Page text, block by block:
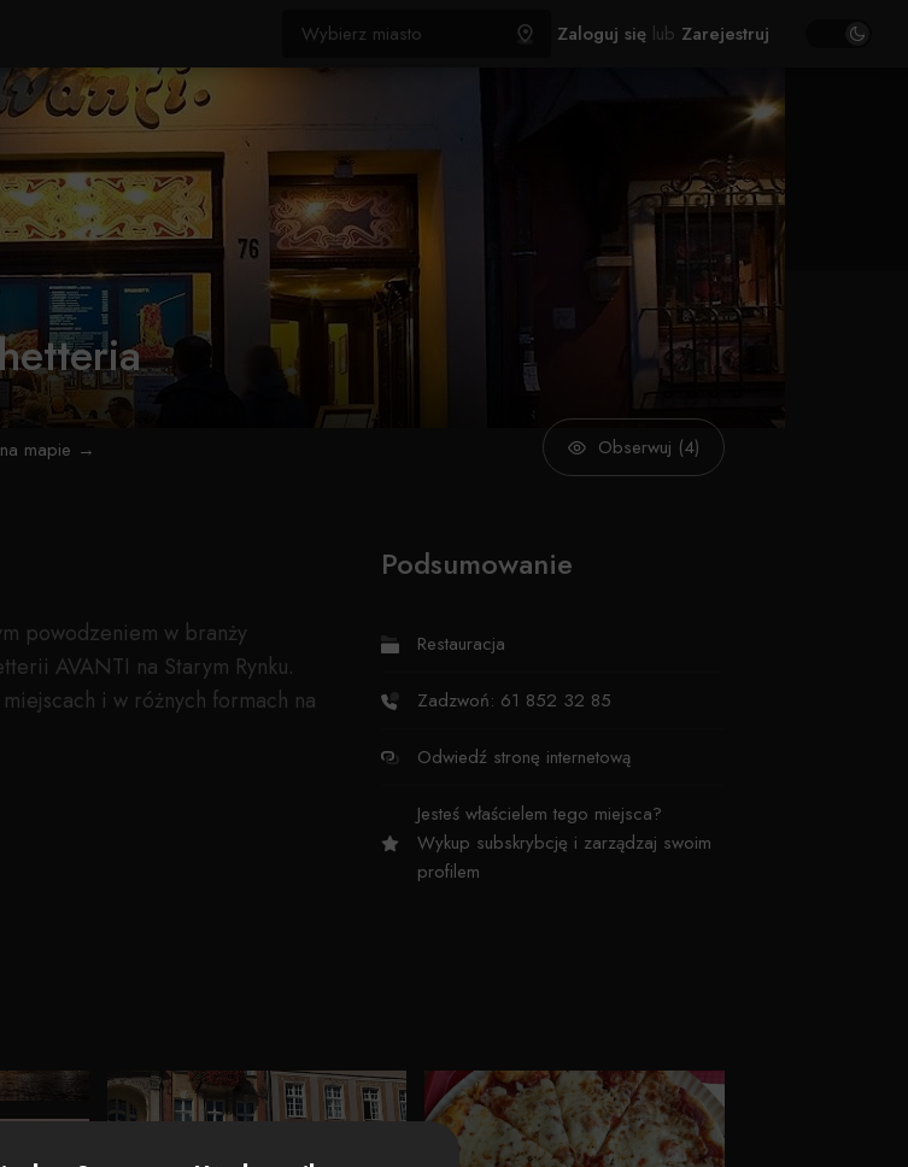
Zaloguj się lub Zarejestruj
mapie → Obserwuj (4)
powodzeniem w branży
AVANTI na Starym Rynku.
i w różnych formach na
Podsumowanie
Restauracja
Zadzwoń: 61 852 32 85
Odwiedź stronę internetową
Jesteś właścielem tego miejsca?
Wykup subskrybcję i zarządzaj swoim
profilem